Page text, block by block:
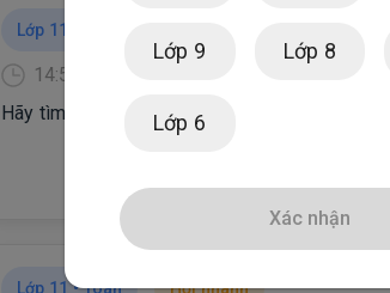
Lớp 11 •
14:55, 01/12/2025
Hãy tìm 2 hình ảnh minh hoạ về dạng đường
Lớp 11 •Toán Hỏi nhanh
Lớp 9 Lớp 8
Lớp 6
Xác nhận